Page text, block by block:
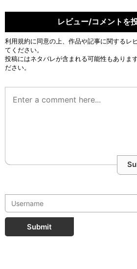
レビュー/コメントを
利用規約に同意の上、作品や記事に関するレ
てください。
投稿にはネタバレが含まれる可能性もありま
ださい。
Submit